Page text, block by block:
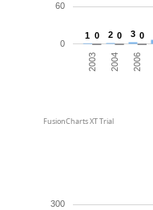
0
60
2003 2004 2006
1 2 3
0 0 0
FusionCharts XT Trial
300